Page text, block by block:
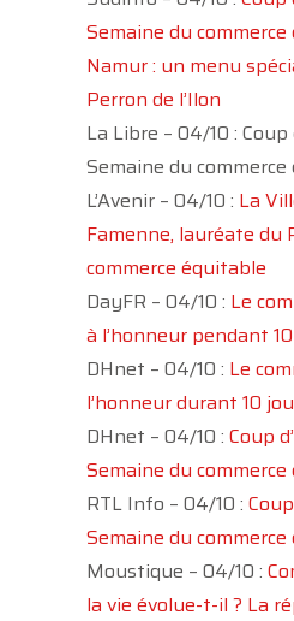
Semaine du
Namur : un menu
Perron de l’Ilon
La Libre – 04/10 : Coup
Semaine du
L’Avenir – 04/10 : La
Famenne, lauréate du
commerce équitable
DayFR – 04/10 : Le
à l’honneur pendant
DHnet – 04/10 : Le
l’honneur durant 10
DHnet – 04/10 : Coup
Semaine du
RTL Info – 04/10 :
Semaine du
Moustique – 04/10 :
la vie évolue-t-il ? La